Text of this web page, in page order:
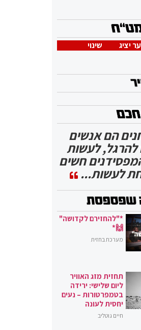
יציג
שינוי
הם אנשים
להרגל, לעשות
חשים
לעשות...
*"להחזירם לקדושה"
🙌*
מערכת בחזית
תחזית מזג האוויר
ליום שלישי: ירידה
בטמפרטורות – נעים
יחסית לעונה
חיים גוטליב